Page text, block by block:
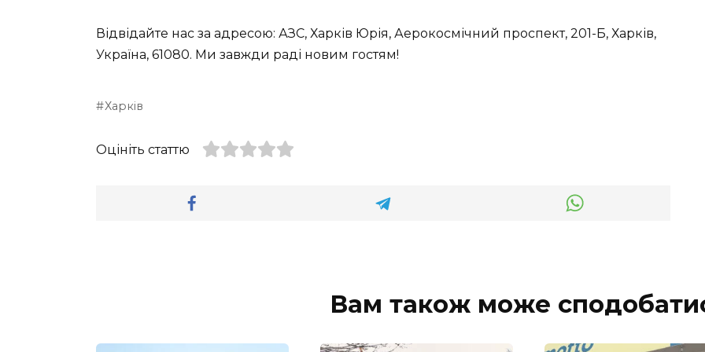
Відвідайте нас за адресою: АЗС, Харків Юрія, Аерокосмічний проспект, 201-Б, Харків,
Україна, 61080. Ми завжди раді новим гостям!
Харків
Оцініть статтю
Вам також може